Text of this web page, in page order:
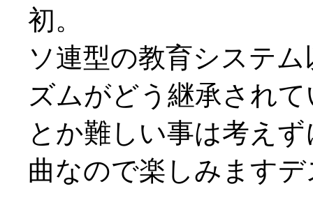
初。
ソ連型の教育システ
ズムがどう継承され
とか難しい事は考え
曲なので楽しみます